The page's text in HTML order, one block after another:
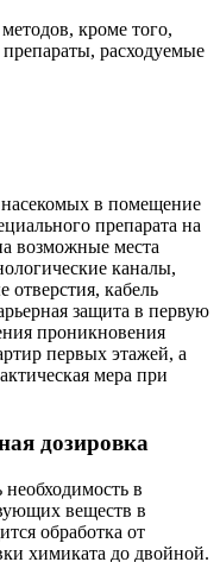
кроме того,
расходуемые
в помещение
препарата на
возможные места
каналы,
кабель
защита в первую
проникновения
первых этажей, а
мера при
дозировка
в
веществ в
обработка от
химиката до двойной.